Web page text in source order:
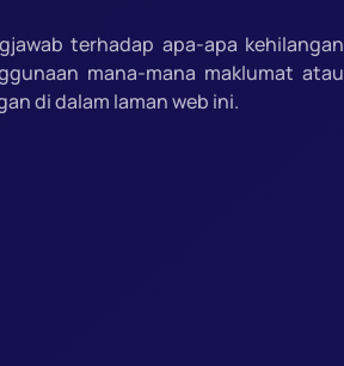
terhadap apa-apa kehilangan
mana-mana maklumat atau
di dalam laman web ini.